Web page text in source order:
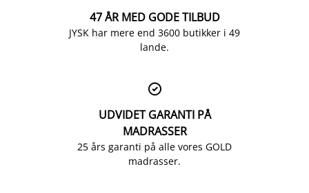
47 ÅR MED GODE TILBUD
JYSK har mere end 3600 butikker i 49
lande.

UDVIDET GARANTI PÅ
MADRASSER
25 års garanti på alle vores GOLD
madrasser.